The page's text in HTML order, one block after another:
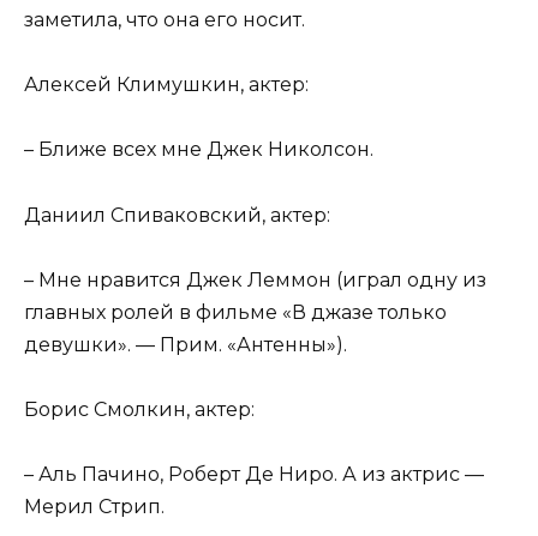
заметила, что она его носит.
Алексей Климушкин, актер:
– Ближе всех мне Джек Николсон.
Даниил Спиваковский, актер:
– Мне нравится Джек Леммон (играл одну из
главных ролей в фильме «В джазе только
девушки». — Прим. «Антенны»).
Борис Смолкин, актер:
– Аль Пачино, Роберт Де Ниро. А из актрис —
Мерил Стрип.